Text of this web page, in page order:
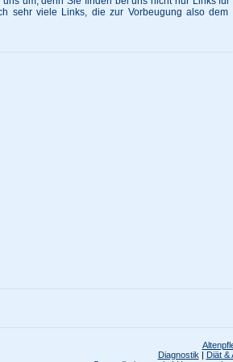
sehr viele Links, die zur Vorbeugung also dem
Diagnostik | Diät &